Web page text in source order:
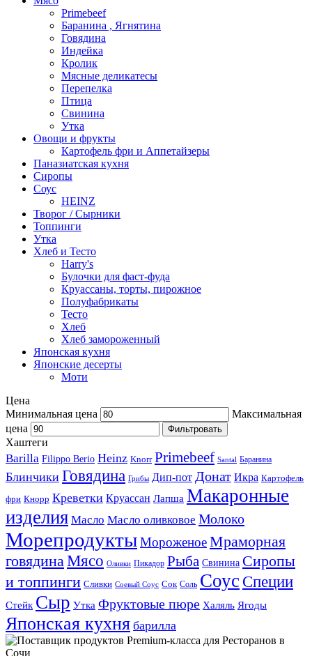
Primebeef
Баранина , Ягнятина
Говядина
Индейка
Кролик
Мясные деликатесы
Перепелка
Птица
Свинина
Утка
Овощи и фрукты
Картофель фри и Аппетайзеры
Паназиатская кухня​
Сиропы
Соус
HEINZ
Творог / Сырники
Топпинги
Утка
Хлеб и Тесто
Harry's
Булочки для фаст-фуда
Круассаны, торты, пирожное
Полуфабрикаты
Тесто
Хлеб
Хлеб замороженный
Японская кухня
Японские десерты
Моти
Цена
Минимальная цена
Максимальная
цена
Фильтровать
Хаштеги
Barilla Filippo Berio Heinz Knorr Primebeef Santal Баранина
Блинчики Говядина Грибы Дип-пот Донат Икра Картофель
фри Кнорр Креветки Круассан Лапша Макаронные
изделия Масло Масло оливковое Молоко
МорепродуктыМороженоеМраморная
говядинаМясо Оливки Пикадор Рыба Свинина Сиропы
и топпинги Сливки Соевый Соус Сок Соль Соус Специи
Стейк Сыр Утка Фруктовые пюре Халяль Ягоды
Японская кухня барилла